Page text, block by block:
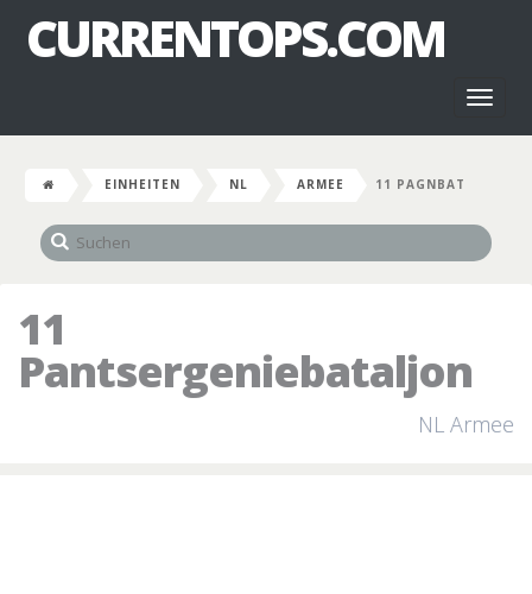
CURRENTOPS.COM
EINHEITEN NL ARMEE 11 PAGNBAT
11
Pantsergeniebataljon
NL Armee